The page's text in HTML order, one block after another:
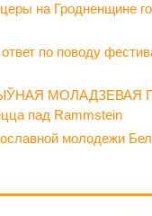
на Гродненщине
по поводу
МОЛАДЗЕВАЯ
пад Rammstein
молодежи